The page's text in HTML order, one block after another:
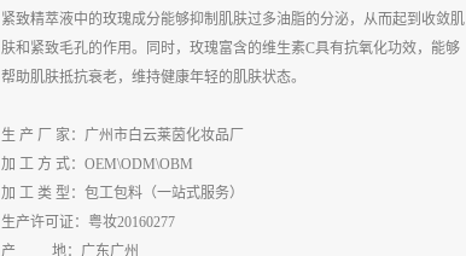
紧致精萃液中的玫瑰成分能够抑制肌肤过多油脂的分泌，从而起到收敛肌
肤和紧致毛孔的作用。同时，玫瑰富含的维生素C具有抗氧化功效，能够
帮助肌肤抵抗衰老，维持健康年轻的肌肤状态。
生 产 厂
家：广州市白云莱茵化妆品厂
加 工 方 式： OEM\ODM\OBM
加 工 类 型：包工包料（一站式服务）
生产许可 证：粤妆20160277
产
地：广东广州